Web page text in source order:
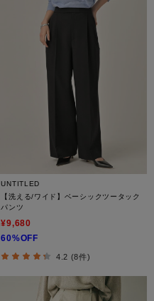
UNTITLED
【洗える/ワイド】ベーシックツータック
パンツ
¥9,680
60%OFF
4.2 (8件)